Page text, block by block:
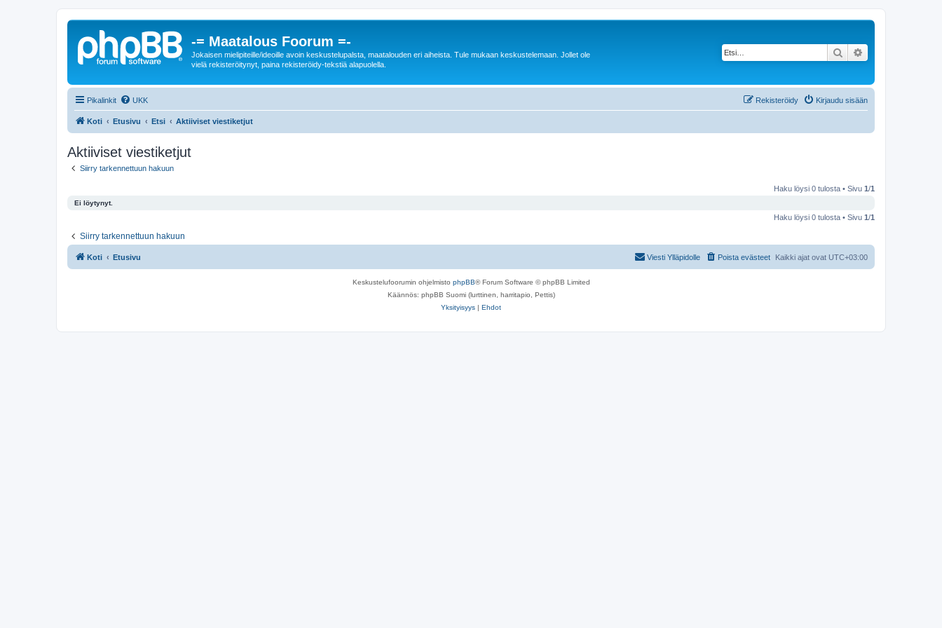
-= Maatalous Foorum =-
Jokaisen mielipiteille/ideoille avoin keskustelupalsta, maatalouden eri aiheista. Tule mukaan keskustelemaan. Jollet ole
vielä rekisteröitynyt, paina rekisteröidy-tekstiä alapuolella.
Etsi
Pikalinkit UKK Kirjaudu sisään
Rekisteröidy
Koti Etusivu Etsi Aktiiviset viestiketjut
Aktiiviset viestiketjut
Siirry tarkennettuun hakuun
Haku löysi 0 tulosta • Sivu 1/1
Ei löytynyt.
Haku löysi 0 tulosta • Sivu 1/1
Siirry tarkennettuun hakuun
Koti Etusivu Kaikki ajat ovat UTC+03:00
Poista evästeet
Viesti Ylläpidolle
Keskustelufoorumin ohjelmisto phpBB® Forum Software © phpBB Limited
Käännös: phpBB Suomi (lurttinen, harritapio, Pettis)
Yksityisyys | Ehdot